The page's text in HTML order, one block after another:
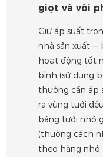
giọt và vòi
Giữ áp suất
nhà sản xuất
hoạt động tốt
bình (sử dụng
thường cần áp
ra vùng tưới
băng tưới nhỏ
(thường cách
theo hàng